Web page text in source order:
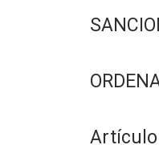
Artículo